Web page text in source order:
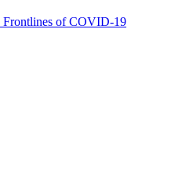
of COVID-19